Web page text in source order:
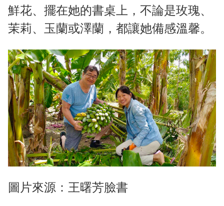
鮮花、擺在她的書桌上，不論是玫瑰、
茉莉、玉蘭或澤蘭，都讓她備感溫馨。
圖片來源：王曙芳臉書